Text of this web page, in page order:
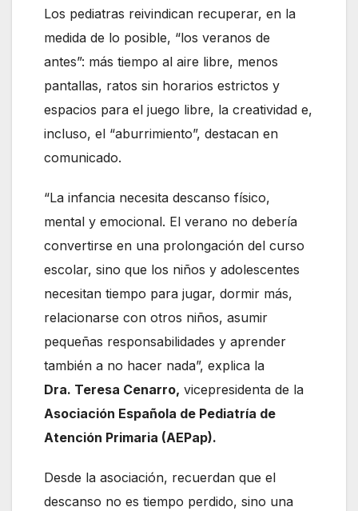
Los pediatras reivindican recuperar, en la
medida de lo posible, “los veranos de
antes”: más tiempo al aire libre, menos
pantallas, ratos sin horarios estrictos y
espacios para el juego libre, la creatividad e,
incluso, el “aburrimiento”, destacan en
comunicado.
“La infancia necesita descanso físico,
mental y emocional. El verano no debería
convertirse en una prolongación del curso
escolar, sino que los niños y adolescentes
necesitan tiempo para jugar, dormir más,
relacionarse con otros niños, asumir
pequeñas responsabilidades y aprender
también a no hacer nada”, explica la
Dra. Teresa Cenarro, vicepresidenta de la
Asociación Española de Pediatría de
Atención Primaria (AEPap).
Desde la asociación, recuerdan que el
descanso no es tiempo perdido, sino una